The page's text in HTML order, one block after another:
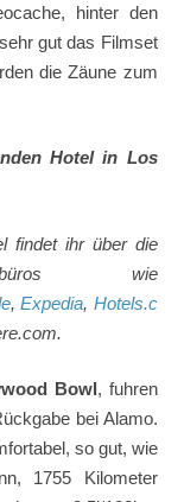
hinter den
gut das Filmset
die Zäune zum
Hotel in Los
findet ihr über die
wie
,Expedia, Hotels.c
Bowl, fuhren
bei Alamo.
so gut, wie
1755 Kilometer